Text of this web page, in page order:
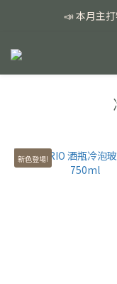
📣 本月主
📣 本月主
🏅我們
📣 📣 新加入會員
📣 本月主
新色登場!